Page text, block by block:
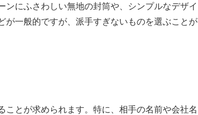
にふさわしい無地の封筒や、シンプルなデザイ
が一般的ですが、派手すぎないものを選ぶことが
とが求められます。特に、相手の名前や会社名